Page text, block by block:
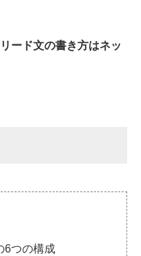
ード文の書き方はネッ
6つの構成